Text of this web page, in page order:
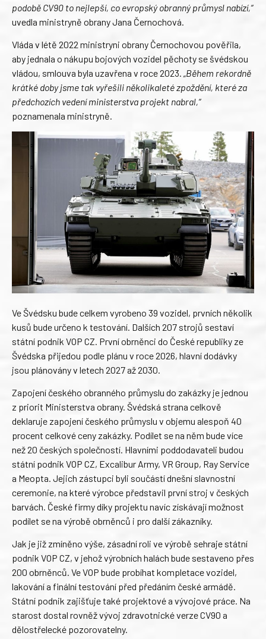
podobě CV90 to nejlepší, co evropský obranný průmysl nabízí,“
uvedla ministryně obrany Jana Černochová.
Vláda v létě 2022 ministryni obrany Černochovou pověřila,
aby jednala o nákupu bojových vozidel pěchoty se švédskou
vládou, smlouva byla uzavřena v roce 2023. „Během rekordně
krátké doby jsme tak vyřešili několikaleté zpoždění, které za
předchozích vedení ministerstva projekt nabral,“
poznamenala ministryně.
Ve Švédsku bude celkem vyrobeno 39 vozidel, prvních několik
kusů bude určeno k testování. Dalších 207 strojů sestaví
státní podnik VOP CZ. První obrněnci do České republiky ze
Švédska přijedou podle plánu v roce 2026, hlavní dodávky
jsou plánovány v letech 2027 až 2030.
Zapojení českého obranného průmyslu do zakázky je jednou
z priorit Ministerstva obrany. Švédská strana celkově
deklaruje zapojení českého průmyslu v objemu alespoň 40
procent celkové ceny zakázky. Podílet se na něm bude více
než 20 českých společností. Hlavními poddodavateli budou
státní podnik VOP CZ, Excalibur Army, VR Group, Ray Service
a Meopta. Jejich zástupci byli součástí dnešní slavnostní
ceremonie, na které výrobce představil první stroj v českých
barvách. České firmy díky projektu navíc získávají možnost
podílet se na výrobě obrněnců i pro další zákazníky.
Jak je již zmíněno výše, zásadní roli ve výrobě sehraje státní
podnik VOP CZ, v jehož výrobních halách bude sestaveno přes
200 obrněnců. Ve VOP bude probíhat kompletace vozidel,
lakování a finální testování před předáním české armádě.
Státní podnik zajišťuje také projektové a vývojové práce. Na
starost dostal rovněž vývoj zdravotnické verze CV90 a
dělostřelecké pozorovatelny.